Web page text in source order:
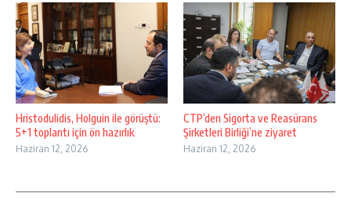
Hristodulidis, Holguin ile görüştü:
5+1 toplantı için ön hazırlık
Haziran 12, 2026
CTP’den Sigorta ve Reasürans
Şirketleri Birliği’ne ziyaret
Haziran 12, 2026